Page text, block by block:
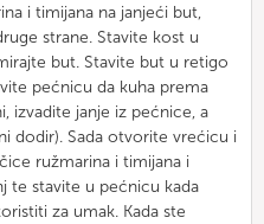
i timijana na janjeći but,
strane. Stavite kost u
but. Stavite but u retigo
pećnicu da kuha prema
izvadite janje iz pećnice, a
dodir). Sada otvorite vrećicu i
ružmarina i timijana i
te stavite u pećnicu kada
za umak. Kada ste